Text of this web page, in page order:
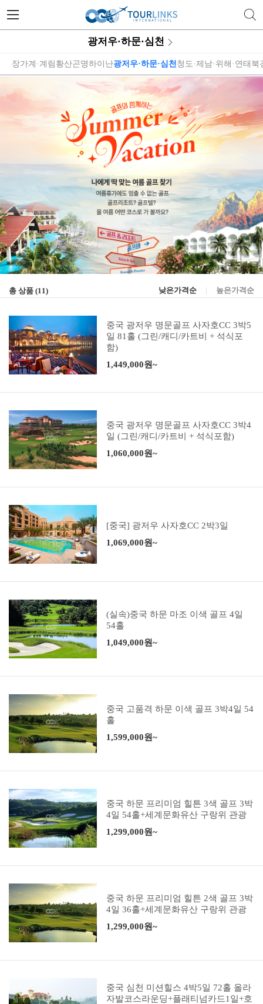
투어링스 | 행복한 골프 여행의
광저우·하문·심천
장가계·계림 황산곤명하이난광저우·하문·심천청도·제남·위해·연태 북
총 상품 (11) 높은가격순
|
낮은가격순
중국 광저우 명문골프 사자호CC 3박5
일 81홀 (그린/캐디/카트비 + 석식포
함)
1,449,000원~
중국 광저우 명문골프 사자호CC 3박4
일 (그린/캐디/카트비 + 석식포함)
1,060,000원~
[중국] 광저우 사자호CC 2박3일
1,069,000원~
(실속)중국 하문 마조 이색 골프 4일
54홀
1,049,000원~
중국 고품격 하문 이색 골프 3박4일 54
홀
1,599,000원~
중국 하문 프리미엄 힐튼 3색 골프 3박
4일 54홀+세계문화유산 구랑위 관광
1,299,000원~
중국 하문 프리미엄 힐튼 2색 골프 3박
4일 36홀+세계문화유산 구랑위 관광
1,299,000원~
중국 심천 미션힐스 4박5일 72홀 올라
자발코스라운딩+플래티넘카드1일+호